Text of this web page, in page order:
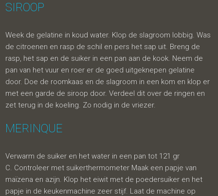
SIROOP
Week de gelatine in koud water. Klop de slagroom lobbig. Was
de citroenen en rasp de schil en pers het sap uit. Breng de
rasp, het sap en de suiker in een pan aan de kook. Neem de
pan van het vuur en roer er de goed uitgeknepen gelatine
door. Doe de roomkaas en de slagroom in een kom en klop er
met een garde de siroop door. Verdeel dit over de ringen en
zet terug in de koeling. Zo nodig in de vriezer.
MERINQUE
Verwarm de suiker en het water in een pan tot 121 gr
C. Controleer met suikerthermometer Maak een papje van
maïzena en azijn. Klop het eiwit met de poedersuiker en het
papje in de keukenmachine zeer stijf. Laat de machine op